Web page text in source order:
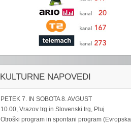
KULTURNE NAPOVEDI
PETEK 7. IN SOBOTA 8. AVGUST
10.00, Vrazov trg in Slovenski trg, Ptuj
Otroški program in spontani program (Evropska